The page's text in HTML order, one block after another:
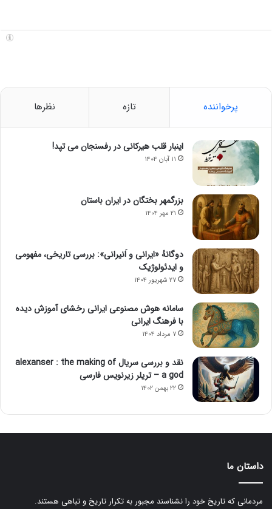
پرخواننده تازه نظرها
اینبار قلب هیرکانی در رفسنجان می تپد!
۱۱ آبان ۱۴۰۴
بزرگمهر بختگان در ایران باستان
۲۱ مهر ۱۴۰۴
دوگانهٔ «ایرانی و اَنیرانی»: بررسی تاریخی، مفهومی
و ایدئولوژیک
۲۷ شهریور ۱۴۰۴
سامانه هوش مصنوعی ایرانی رخشای آموزش دیده
با فرهنگ ایرانی
۷ مرداد ۱۴۰۴
نقد و بررسی سریال alexanser : the making of
a god – تریلر زیرنویس فارسی
۲۲ بهمن ۱۴۰۲
داستان ما
مردمانی که تاریخ خود را نشناسند مجبور به تکرار تاریخ و تباهی هستند.